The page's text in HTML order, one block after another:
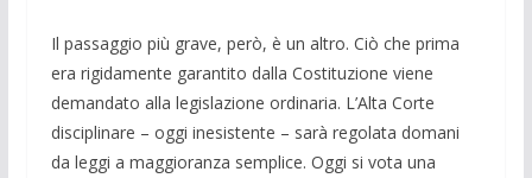
Il passaggio più grave, però, è un altro. Ciò che prima
era rigidamente garantito dalla Costituzione viene
demandato alla legislazione ordinaria. L’Alta Corte
disciplinare – oggi inesistente – sarà regolata domani
da leggi a maggioranza semplice. Oggi si vota una